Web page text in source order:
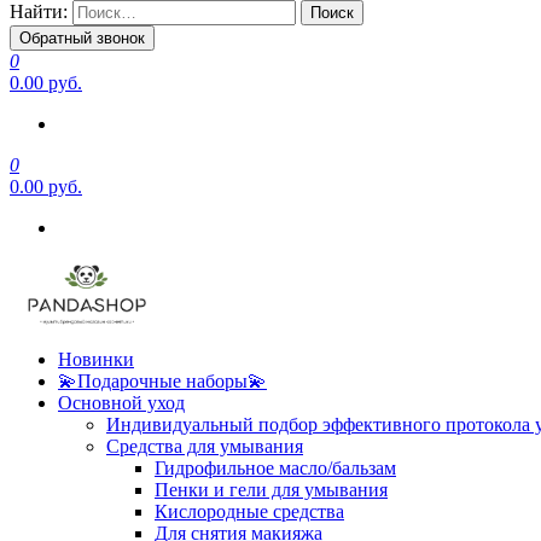
Найти:
Обратный звонок
0
0.00 руб.
0
0.00 руб.
Новинки
💫Подарочные наборы💫
Основной уход
Индивидуальный подбор эффективного протокола
Средства для умывания
Гидрофильное масло/бальзам
Пенки и гели для умывания
Кислородные средства
Для снятия макияжа